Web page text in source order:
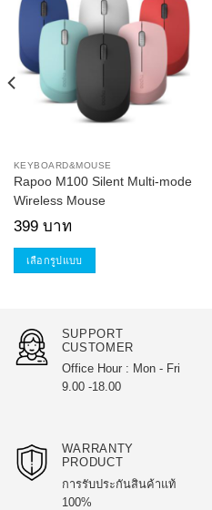
Add to
Wishlist
KEYBOARD&MOUSE
Rapoo M100 Silent Multi-mode
Wireless Mouse
399 บาท
เลือกรูปแบบ
multiple
variants.
chosen
on
SUPPORT
CUSTOMER
Office Hour : Mon - Fri
9.00 -18.00
WARRANTY
PRODUCT
การรับประกันสินค้าแท้
100%